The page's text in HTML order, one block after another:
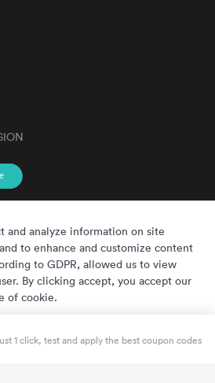
MaxRebates.com. All Rights Reserved.
1 click, test and apply the best coupon codes
and analyze information on site
to enhance and customize content
to GDPR, allowed us to view
By clicking accept, you accept our
of cookie.